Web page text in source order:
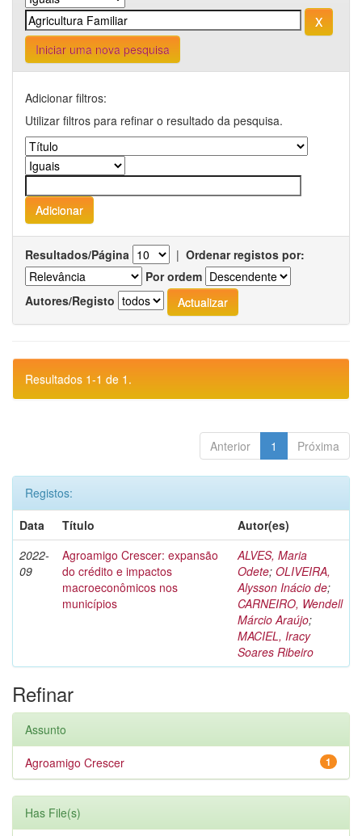
Iniciar uma nova pesquisa
Adicionar filtros:
Utilizar filtros para refinar o resultado da pesquisa.
Resultados/Página | Ordenar registos por:
Por ordem
Autores/Registo
Resultados 1-1 de 1.
Anterior 1 Próxima
Registos:
Data
Título
Autor(es)
2022-
09
Agroamigo Crescer: expansão
do crédito e impactos
macroeconômicos nos
municípios
ALVES, Maria
Odete; OLIVEIRA,
Alysson Inácio de;
CARNEIRO, Wendell
Márcio Araújo;
MACIEL, Iracy
Soares Ribeiro
Refinar
Assunto
1
Agroamigo Crescer
Has File(s)